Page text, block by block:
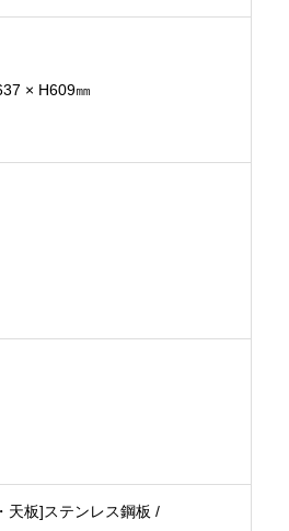
× H609㎜
天板]ステンレス鋼板 /